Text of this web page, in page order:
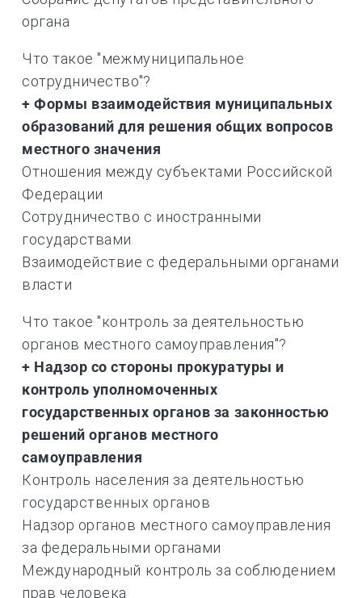
органа
Что такое "межмуниципальное
сотрудничество"?
+ Формы взаимодействия муниципальных
образований для решения общих вопросов
местного значения
Отношения между субъектами Российской
Федерации
Сотрудничество с иностранными
государствами
Взаимодействие с федеральными органами
власти
Что такое "контроль за деятельностью
органов местного самоуправления"?
+ Надзор со стороны прокуратуры и
контроль уполномоченных
государственных органов за законностью
решений органов местного
самоуправления
Контроль населения за деятельностью
государственных органов
Надзор органов местного самоуправления
за федеральными органами
Международный контроль за соблюдением
прав человека